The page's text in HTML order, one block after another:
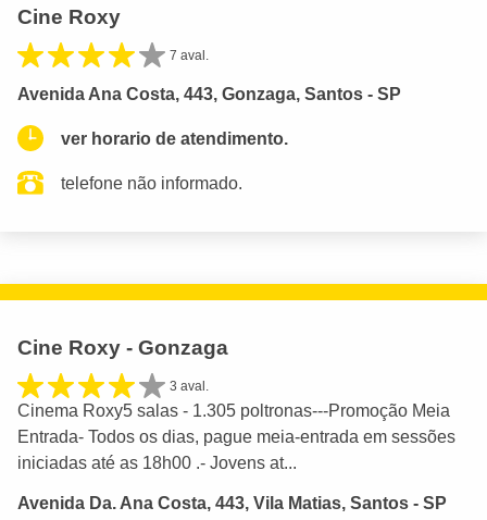
Cine Roxy
7 aval.
Avenida Ana Costa, 443, Gonzaga, Santos - SP
ver horario de atendimento.
telefone não informado.
Cine Roxy - Gonzaga
3 aval.
Cinema Roxy5 salas - 1.305 poltronas---Promoção Meia
Entrada- Todos os dias, pague meia-entrada em sessões
iniciadas até as 18h00 .- Jovens at...
Avenida Da. Ana Costa, 443, Vila Matias, Santos - SP